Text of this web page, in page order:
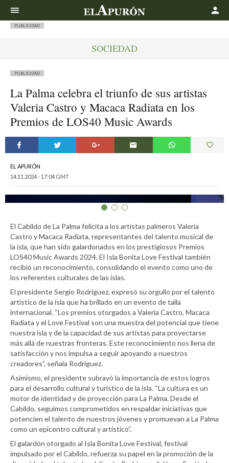
PUBLICIDAD
SOCIEDAD
PUBLICIDAD
La Palma celebra el triunfo de sus artistas
Valeria Castro y Macaca Radiata en los
Premios de LOS40 Music Awards
EL APURÓN
14.11.2024 - 17:04 GMT
El Cabildo de La Palma felicita a los artistas palmeros Valeria
Castro y Macaca Radiata, representantes del talento musical de
la isla, que han sido galardonados en los prestigiosos Premios
LOS40 Music Awards 2024. El Isla Bonita Love Festival también
recibió un reconocimiento, consolidando el evento como uno de
los referentes culturales de las islas.
El presidente Sergio Rodríguez, expresó su orgullo por el talento
artístico de la isla que ha brillado en un evento de talla
internacional. “Los premios otorgados a Valeria Castro, Macaca
Radiata y el Love Festival son una muestra del potencial que tiene
nuestra isla y de la capacidad de sus artistas para proyectarse
más allá de nuestras fronteras. Este reconocimiento nos llena de
satisfacción y nos impulsa a seguir apoyando a nuestros
creadores”, señala Rodríguez.
Asimismo, el presidente subrayó la importancia de estos logros
para el desarrollo cultural y turístico de la isla. “La cultura es un
motor de identidad y de proyección para La Palma. Desde el
Cabildo, seguimos comprometidos en respaldar iniciativas que
potencien el talento de nuestros jóvenes y promuevan a La Palma
como un epicentro cultural y artístico”.
El galardón otorgado al Isla Bonita Love Festival, festival
impulsado por el Cabildo, refuerza su papel en la promoción de la